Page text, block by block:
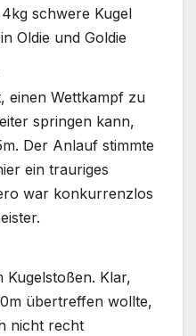
schwere Kugel
Oldie und Goldie
einen Wettkampf zu
springen kann,
Der Anlauf stimmte
ein trauriges
war konkurrenzlos
Kugelstoßen. Klar,
übertreffen wollte,
nicht recht